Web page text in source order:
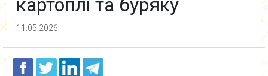
картоплі та буряку
11.05.2026